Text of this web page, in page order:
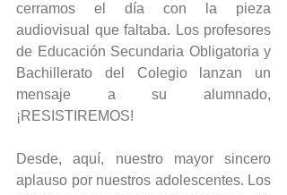
cerramos el día con la pieza
audiovisual que faltaba. Los profesores
de Educación Secundaria Obligatoria y
Bachillerato del Colegio lanzan un
mensaje a su alumnado,
¡RESISTIREMOS!
Desde, aquí, nuestro mayor sincero
aplauso por nuestros adolescentes. Los